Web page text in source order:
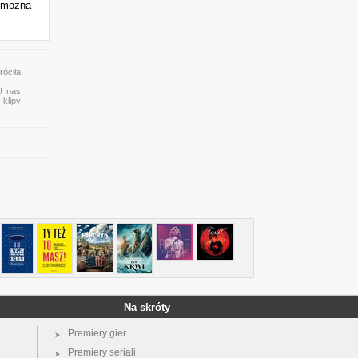
nas
klipy
Na skróty
Premiery gier
Premiery seriali